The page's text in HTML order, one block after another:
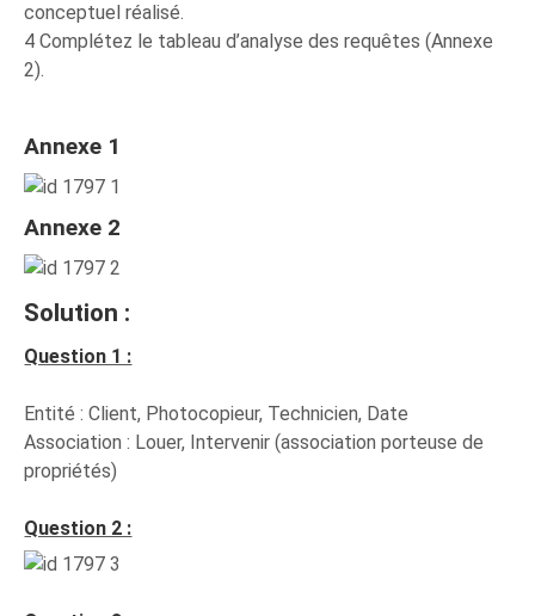
conceptuel réalisé.
4 Complétez le tableau d’analyse des requêtes (Annexe
2).
Annexe 1
Annexe 2
Solution :
Question 1 :
Entité : Client, Photocopieur, Technicien, Date
Association : Louer, Intervenir (association porteuse de
propriétés)
Question 2 :